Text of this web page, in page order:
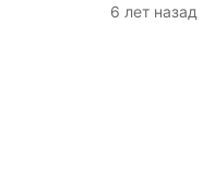
6 лет назад